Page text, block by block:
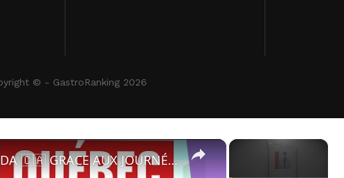
© - GastroRanking 2026
×
×
🔵RECRUTEMENT AU CANADA 🇨🇦 GRACE AUX JOURNÉES QUÉBEC MONDE AVRIL 2021.